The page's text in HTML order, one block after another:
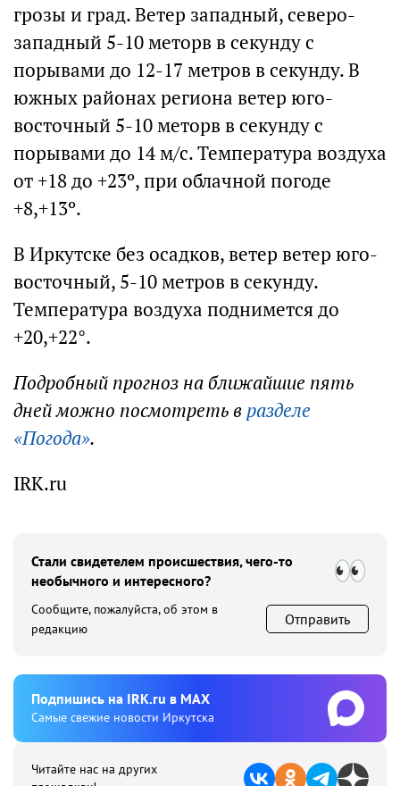
грозы и град. Ветер западный, северо-
западный 5-10 меторв в секунду с
порывами до 12-17 метров в секунду. В
южных районах региона ветер юго-
восточный 5-10 меторв в секунду с
порывами до 14 м/с. Температура воздуха
от +18 до +23º, при облачной погоде
+8,+13º.
В Иркутске без осадков, ветер ветер юго-
восточный, 5-10 метров в секунду.
Температура воздуха поднимется до
+20,+22°.
Подробный прогноз на ближайшие пять
дней можно посмотреть в разделе
«Погода».
IRK.ru
Стали свидетелем происшествия, чего-то
необычного и интересного?
Сообщите, пожалуйста, об этом в
редакцию
Отправить
Подпишиcь на IRK.ru в MAX
Cамые свежие новости Иркутска
Читайте нас на других